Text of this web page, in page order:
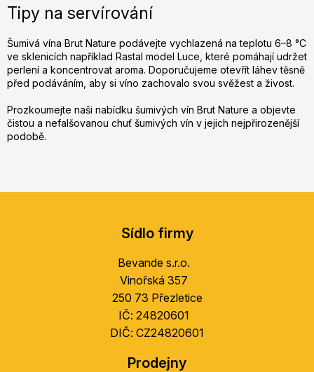
Tipy na servírování
Šumivá vína Brut Nature podávejte vychlazená na teplotu 6–8 °C
ve sklenicích například Rastal model Luce, které pomáhají udržet
perlení a koncentrovat aroma. Doporučujeme otevřít láhev těsně
před podáváním, aby si víno zachovalo svou svěžest a živost.
Prozkoumejte naši nabídku šumivých vín Brut Nature a objevte
čistou a nefalšovanou chuť šumivých vín v jejich nejpřirozenější
podobě.
Sídlo firmy
Bevande s.r.o.
Vinořská 357
250 73 Přezletice
IČ: 24820601
DIČ: CZ24820601
Prodejny